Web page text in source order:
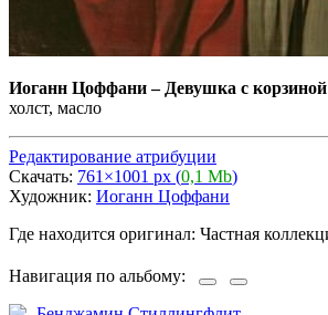
Иоганн Цоффани– Девушка с
холст, масло
Редактирование атрибуции
Скачать: 761×1001 px (0,1 Mb)
Художник: Иоганн Цоффани
Где находится оригинал: Частная
Навигация по альбому: